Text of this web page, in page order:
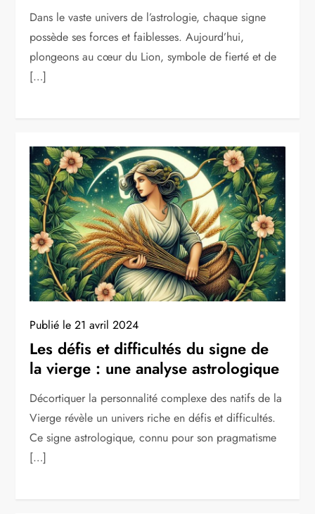
Dans le vaste univers de l’astrologie, chaque signe
possède ses forces et faiblesses. Aujourd’hui,
plongeons au cœur du Lion, symbole de fierté et de
[…]
Publié le21 avril 2024
Les défis et difficultés du signe de
la vierge : une analyse astrologique
Décortiquer la personnalité complexe des natifs de la
Vierge révèle un univers riche en défis et difficultés.
Ce signe astrologique, connu pour son pragmatisme
[…]